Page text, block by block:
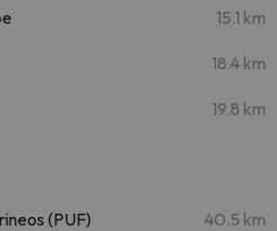
15.1 km
18.4 km
19.8 km
(PUF) 40.5 km